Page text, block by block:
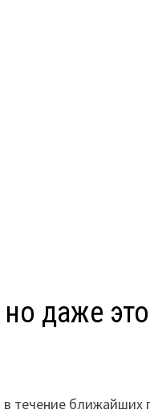
даже
в течение